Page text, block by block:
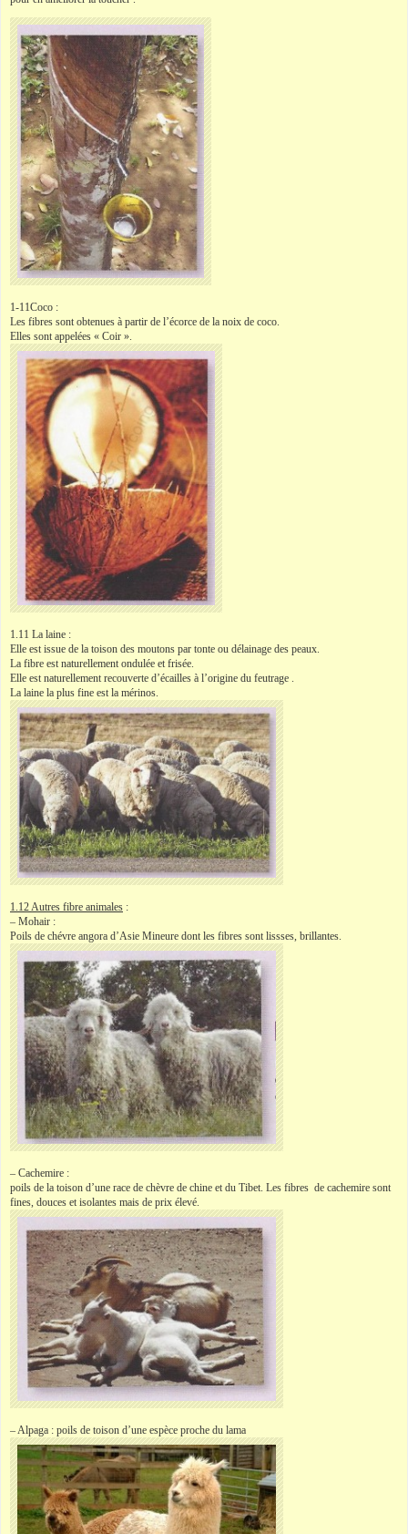
1-11Coco :
Les fibres sont obtenues à partir de l’écorce de la noix de coco.
Elles sont appelées « Coir ».
1.11 La laine :
Elle est issue de la toison des moutons par tonte ou délainage des peaux.
La fibre est naturellement ondulée et frisée.
Elle est naturellement recouverte d’écailles à l’origine du feutrage .
La laine la plus fine est la mérinos.
1.12 Autres fibre animales :
– Mohair :
Poils de chévre angora d’Asie Mineure dont les fibres sont lissses, brillantes.
– Cachemire :
poils de la toison d’une race de chèvre de chine et du Tibet. Les fibres de cachemire sont
fines, douces et isolantes mais de prix élevé.
– Alpaga : poils de toison d’une espèce proche du lama